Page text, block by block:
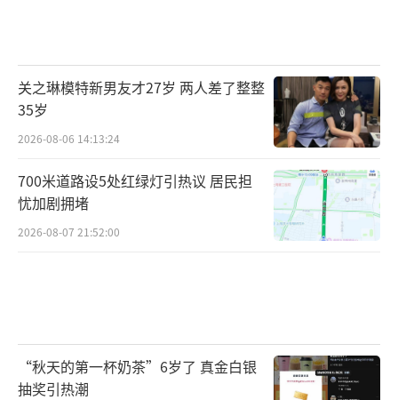
关之琳模特新男友才27岁 两人差了整整
35岁
2026-08-06 14:13:24
700米道路设5处红绿灯引热议 居民担
忧加剧拥堵
2026-08-07 21:52:00
“秋天的第一杯奶茶”6岁了 真金白银
抽奖引热潮